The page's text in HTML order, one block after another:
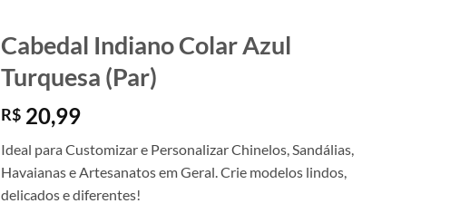
Cabedal Indiano Colar Azul
Turquesa (Par)
R$20,99
Ideal para Customizar e Personalizar Chinelos, Sandálias,
Havaianas e Artesanatos em Geral. Crie modelos lindos,
delicados e diferentes!